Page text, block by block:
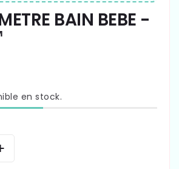
BAIN BEBE -
en stock.
Augmenter